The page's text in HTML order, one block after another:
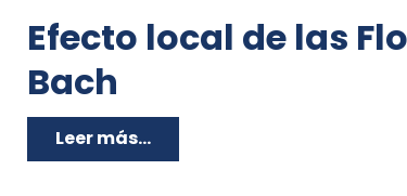
Efecto local de las
Bach
Leer más...